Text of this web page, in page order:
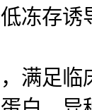
冻存
满足临